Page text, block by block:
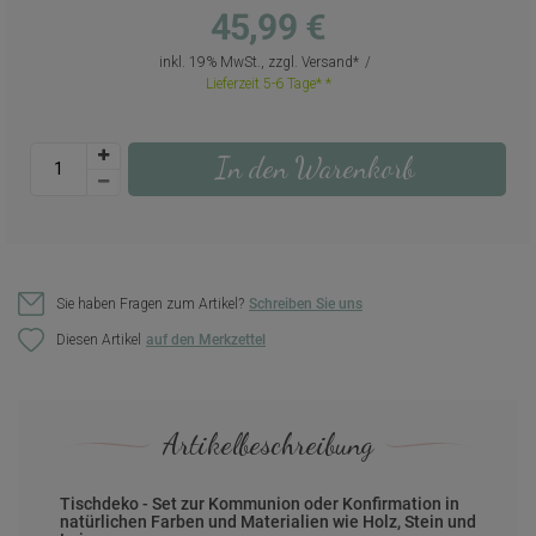
45,99 €
inkl. 19% MwSt., zzgl. Versand
Lieferzeit 5-6 Tage*
In den Warenkorb
Sie haben Fragen zum Artikel? Schreiben Sie uns
Diesen Artikel
Artikelbeschreibung
Tischdeko - Set zur Kommunion oder Konfirmation in
natürlichen Farben und Materialien wie Holz, Stein und